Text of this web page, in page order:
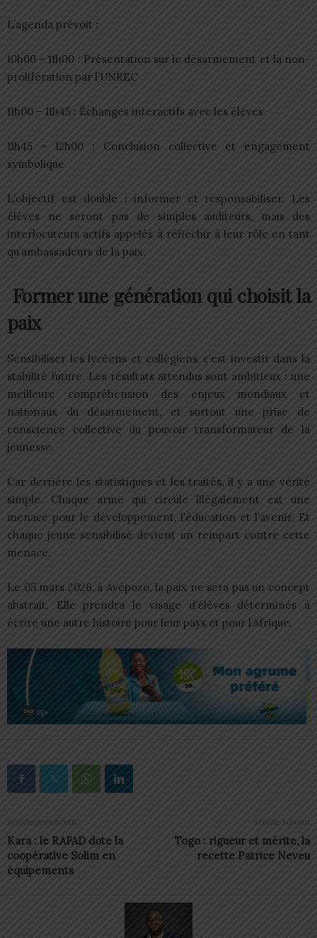
L’agenda prévoit :
10h00 – 11h00 : Présentation sur le désarmement et la non-
prolifération par l’UNREC
11h00 – 11h45 : Échanges interactifs avec les élèves
11h45 – 12h00 : Conclusion collective et engagement
symbolique
L’objectif est double : informer et responsabiliser. Les
élèves ne seront pas de simples auditeurs, mais des
interlocuteurs actifs appelés à réfléchir à leur rôle en tant
qu’ambassadeurs de la paix.
Former une génération qui choisit la
paix
Sensibiliser les lycéens et collégiens, c’est investir dans la
stabilité future. Les résultats attendus sont ambitieux : une
meilleure compréhension des enjeux mondiaux et
nationaux du désarmement, et surtout une prise de
conscience collective du pouvoir transformateur de la
jeunesse.
Car derrière les statistiques et les traités, il y a une vérité
simple. Chaque arme qui circule illégalement est une
menace pour le développement, l’éducation et l’avenir. Et
chaque jeune sensibilisé devient un rempart contre cette
menace.
Le 05 mars 2026, à Avépozo, la paix ne sera pas un concept
abstrait. Elle prendra le visage d’élèves déterminés à
écrire une autre histoire pour leur pays et pour l’Afrique.
Article précédent
Kara : le RAFAD dote la
coopérative Solim en
équipements
Article suivant
Togo : rigueur et mérite, la
recette Patrice Neveu